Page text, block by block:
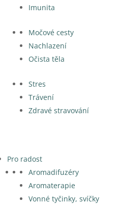
Imunita
Močové cesty
Nachlazení
Očista těla
Stres
Trávení
Zdravé stravování
Pro radost
Aromadifuzéry
Aromaterapie
Vonné tyčinky, svíčky